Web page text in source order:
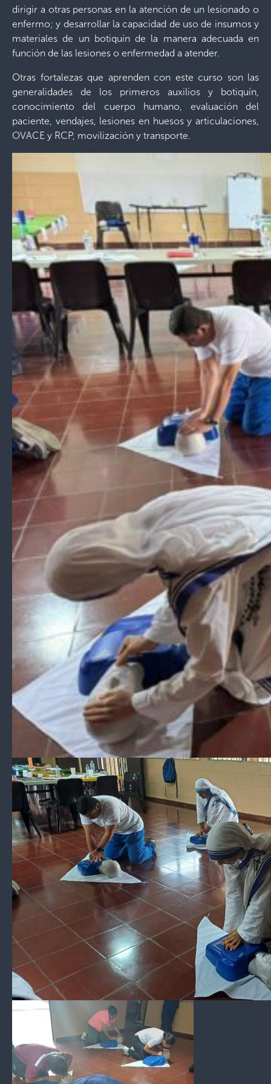
dirigir a otras personas en la atención de un lesionado o
enfermo; y desarrollar la capacidad de uso de insumos y
materiales de un botiquín de la manera adecuada en
función de las lesiones o enfermedad a atender.
Otras fortalezas que aprenden con este curso son las
generalidades de los primeros auxilios y botiquín,
conocimiento del cuerpo humano, evaluación del
paciente, vendajes, lesiones en huesos y articulaciones,
OVACE y RCP, movilización y transporte.